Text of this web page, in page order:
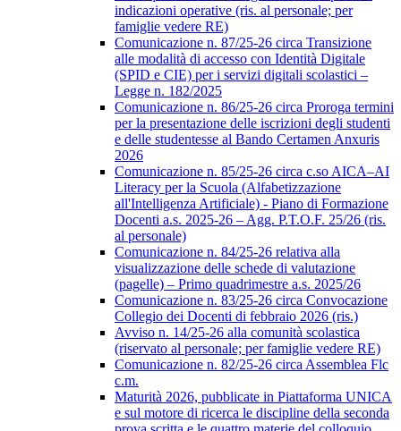
indicazioni operative (ris. al personale; per
famiglie vedere RE)
Comunicazione n. 87/25-26 circa Transizione
alle modalità di accesso con Identità Digitale
(SPID e CIE) per i servizi digitali scolastici –
Legge n. 182/2025
Comunicazione n. 86/25-26 circa Proroga termini
per la presentazione delle iscrizioni degli studenti
e delle studentesse al Bando Certamen Anxuris
2026
Comunicazione n. 85/25-26 circa c.so AICA–AI
Literacy per la Scuola (Alfabetizzazione
all'Intelligenza Artificiale) - Piano di Formazione
Docenti a.s. 2025-26 – Agg. P.T.O.F. 25/26 (ris.
al personale)
Comunicazione n. 84/25-26 relativa alla
visualizzazione delle schede di valutazione
(pagelle) – Primo quadrimestre a.s. 2025/26
Comunicazione n. 83/25-26 circa Convocazione
Collegio dei Docenti di febbraio 2026 (ris.)
Avviso n. 14/25-26 alla comunità scolastica
(riservato al personale; per famiglie vedere RE)
Comunicazione n. 82/25-26 circa Assemblea Flc
c.m.
Maturità 2026, pubblicate in Piattaforma UNICA
e sul motore di ricerca le discipline della seconda